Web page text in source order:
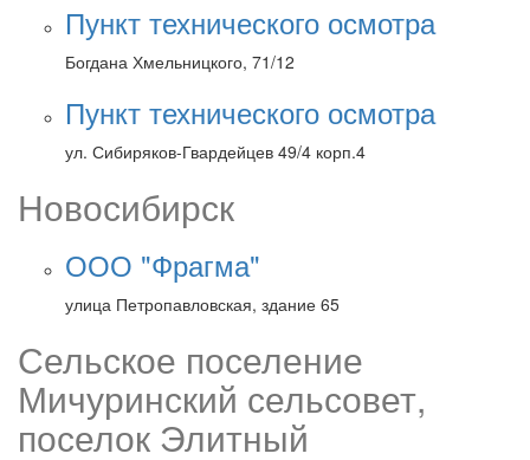
Пункт технического осмотра
Богдана Хмельницкого, 71/12
Пункт технического осмотра
ул. Сибиряков-Гвардейцев 49/4 корп.4
Новосибирск
ООО "Фрагма"
улица Петропавловская, здание 65
Сельское поселение
Мичуринский сельсовет,
поселок Элитный